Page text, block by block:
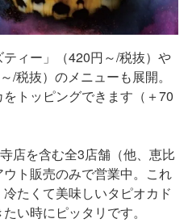
ィー」（420円～/税抜）や
/税抜）のメニューも展開。
トッピングできます（＋70
店を含む全3店舗（他、恵比
ト販売のみで営業中。これ
たくて美味しいタピオカド
い時にピッタリです。